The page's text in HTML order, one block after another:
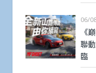
06/
《
聯
臨